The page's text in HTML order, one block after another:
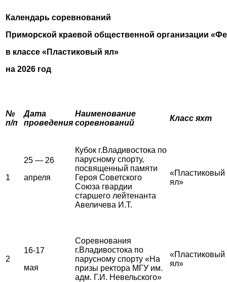
Календарь соревнований
Приморской краевой общественной организации
в классе «Пластиковый ял»
на 2026 год
№
п/п
Дата
проведения
Наименование
соревнований
Класс яхт
1
25 — 26
апреля
Кубок г.Владивостока по
парусному спорту,
посвященный памяти
Героя Советского
Союза гвардии
старшего лейтенанта
Авеличева И.Т.
«Пластиковый
ял»
2
16-17
мая
Соревнования
г.Владивостока по
парусному спорту «На
призы ректора МГУ им.
адм. Г.И. Невельского»
«Пластиковый
ял»